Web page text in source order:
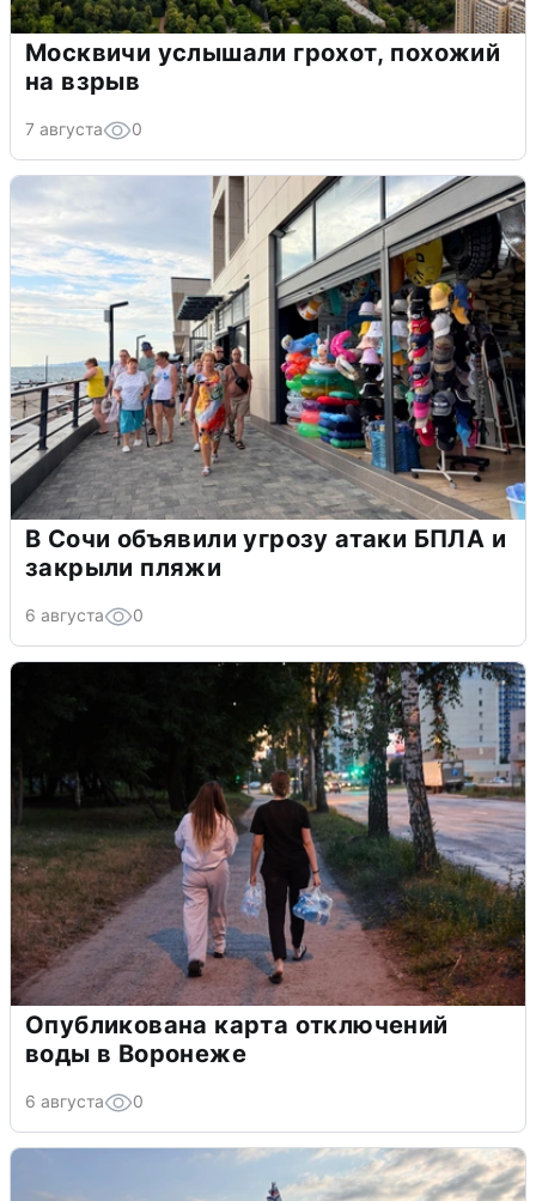
Москвичи услышали грохот, похожий
на взрыв
7 августа 0
В Сочи объявили угрозу атаки БПЛА и
закрыли пляжи
6 августа 0
Опубликована карта отключений
воды в Воронеже
6 августа 0